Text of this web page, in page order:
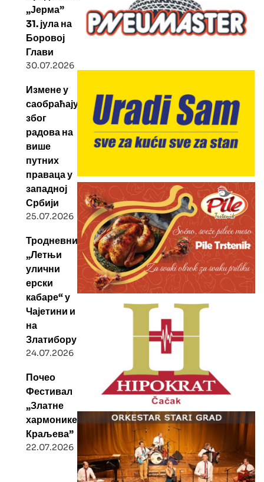
„Јерма”
31. јула на
Боровој
Глави
30.07.2026
Измене у
саобраћају
због
радова на
више
путних
праваца у
западној
Србији
25.07.2026
Тродневни
„Летњи
улични
ерски
кабаре“ у
Чајетини и
на
Златибору
24.07.2026
Почео
Фестивал
„Златне
хармонике
Краљева”
22.07.2026